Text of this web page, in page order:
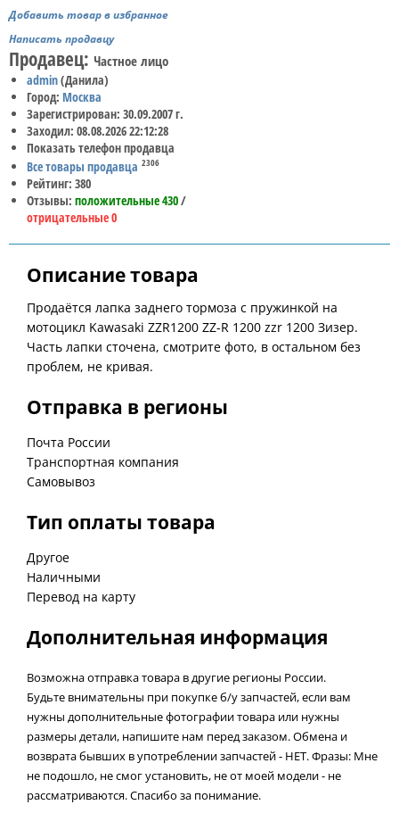
Добавить товар в избранное
Написать продавцу
Продавец: Частное лицо
admin(Данила)
Город: Москва
Зарегистрирован: 30.09.2007 г.
Заходил: 08.08.2026 22:12:28
Показать телефон продавца
Все товары продавца 2306
Рейтинг: 380
Отзывы: положительные 430/
отрицательные 0
Описание товара
Продаётся лапка заднего тормоза с пружинкой на
мотоцикл Kawasaki ZZR1200 ZZ-R 1200 zzr 1200 Зизер.
Часть лапки сточена, смотрите фото, в остальном без
проблем, не кривая.
Отправка в регионы
Почта России
Транспортная компания
Самовывоз
Тип оплаты товара
Другое
Наличными
Перевод на карту
Дополнительная информация
Возможна отправка товара в другие регионы России.
Будьте внимательны при покупке б/у запчастей, если вам
нужны дополнительные фотографии товара или нужны
размеры детали, напишите нам перед заказом. Обмена и
возврата бывших в употреблении запчастей - НЕТ. Фразы: Мне
не подошло, не смог установить, не от моей модели - не
рассматриваются. Спасибо за понимание.